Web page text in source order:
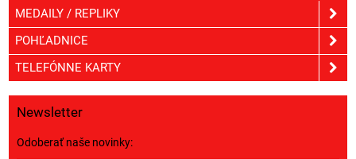
MEDAILY / REPLIKY
POHĽADNICE
TELEFÓNNE KARTY
Newsletter
Odoberať naše novinky: